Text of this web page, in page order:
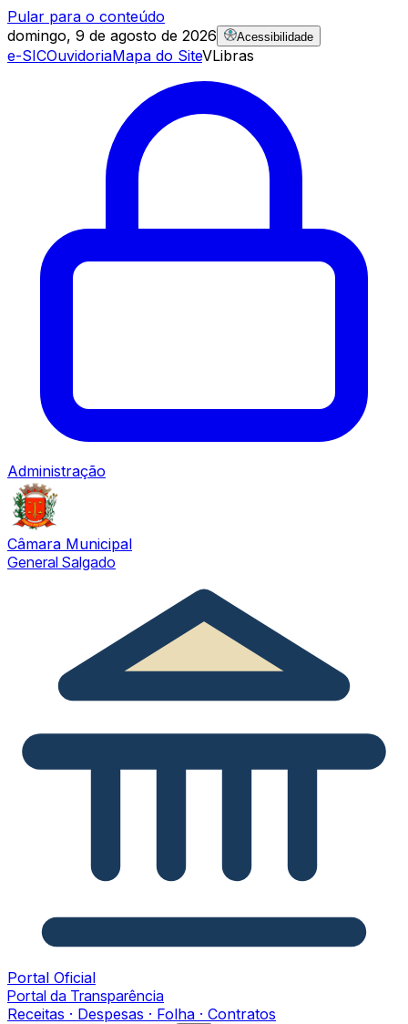
Pular para o conteúdo
domingo, 9 de agosto de 2026
Acessibilidade
e-SICOuvidoriaMapa do SiteVLibras
Administração
Câmara Municipal
General Salgado
Portal Oficial
Portal da Transparência
Receitas · Despesas · Folha · Contratos